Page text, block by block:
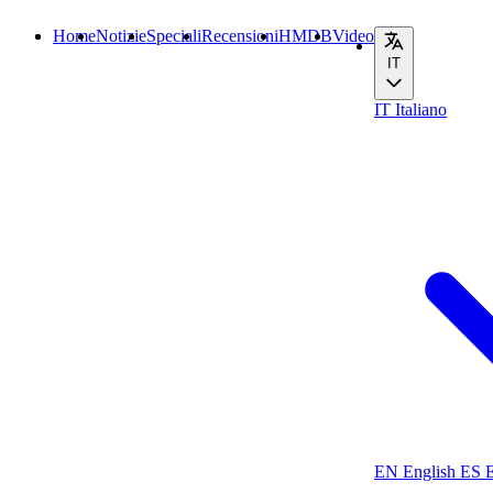
HomeNotizieSpecialiRecensioniHMDBVideo
IT
IT Italiano
EN English ES